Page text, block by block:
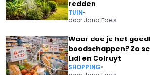
redden
TUIN•
door Jana Foets
Waar doe je het
boodschappen? Zo
Lidl en Colruyt
SHOPPING•